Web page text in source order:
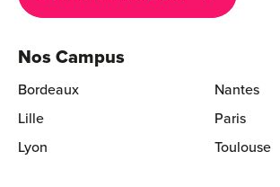
Nos Campus
Bordeaux
Lille
Lyon
Nantes
Paris
Toulouse